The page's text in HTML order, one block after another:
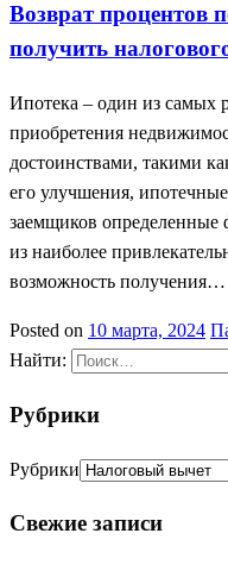
Возврат процентов
получить
Ипотека – один из самых
приобретения
достоинствами, такими
его улучшения,
заемщиков определенные
из наиболее
возможность получения…
Posted on 10 марта, 2024
Найти:
Рубрики
Рубрики
Свежие записи